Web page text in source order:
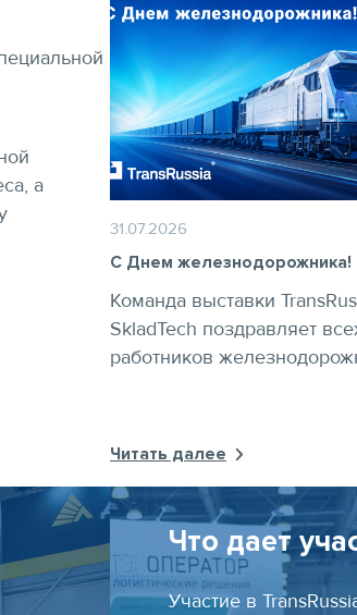
а
31.07.2026
С Днем железнодорожника!
Команда выставки
SkladTech поздравляет
работников
отмечается в первое
августа
Читать далее
Что дает
Участие в